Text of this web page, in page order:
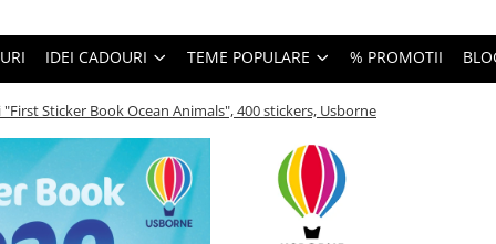
IDEI CADOURI TEME POPULARE % PROMOTII
Sticker Book Ocean Animals", 400 stickers, Usborne